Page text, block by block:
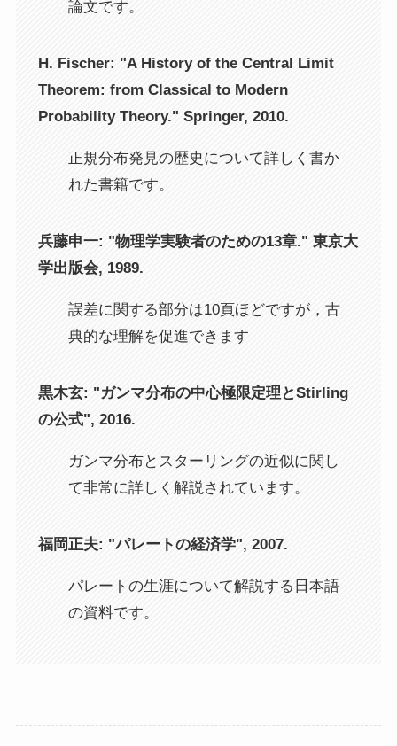
論文です。
H. Fischer: "A History of the Central Limit
Theorem: from Classical to Modern
Probability Theory." Springer, 2010.
正規分布発見の歴史について詳しく書か
れた書籍です。
兵藤申一: "物理学実験者のための13章." 東京大
学出版会, 1989.
誤差に関する部分は10頁ほどですが，古
典的な理解を促進できます
黒木玄: "ガンマ分布の中心極限定理とStirling
の公式", 2016.
ガンマ分布とスターリングの近似に関し
て非常に詳しく解説されています。
福岡正夫: "パレートの経済学", 2007.
パレートの生涯について解説する日本語
の資料です。